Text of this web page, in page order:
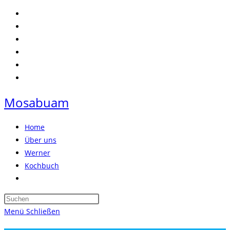
Zum
Inhalt
springen
Mosabuam
Home
Über uns
Werner
Kochbuch
umschalten
Press
Menü Schließen